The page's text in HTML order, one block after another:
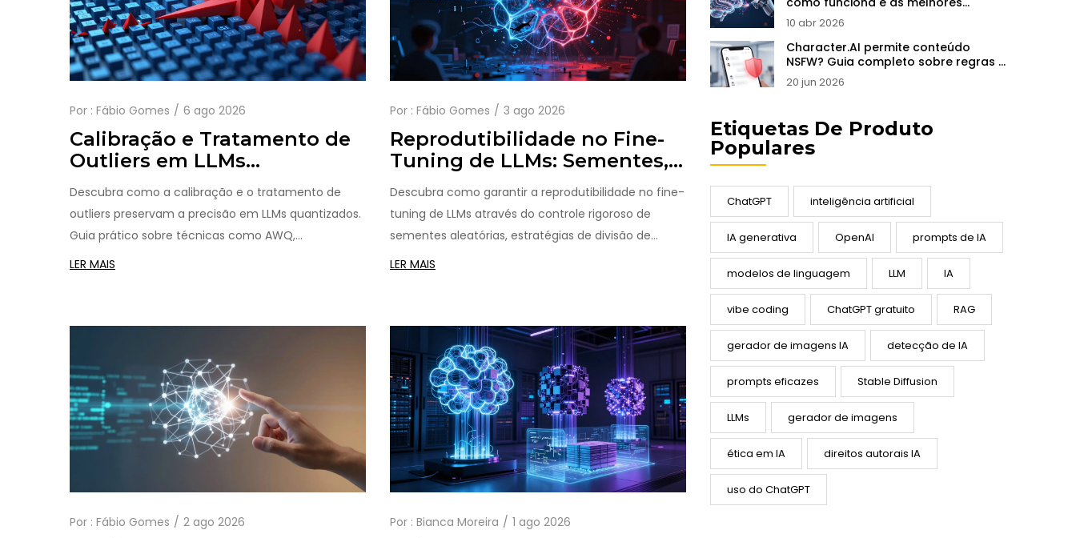
alternativas
10 abr 2026
Character.AI permite conteúdo
NSFW? Guia completo sobre regras e
alternativas
20 jun 2026
Etiquetas De Produto
Populares
ChatGPT inteligência artificial
IA generativa OpenAI prompts de IA
modelos de linguagem LLM IA
vibe coding ChatGPT gratuito RAG
gerador de imagens IA detecção de IA
prompts eficazes Stable Diffusion
LLMs gerador de imagens
ética em IA direitos autorais IA
uso do ChatGPT
Por : Fábio Gomes 6 ago 2026
Calibração e Tratamento de
Outliers em LLMs
Quantizados: Guia Completo
Descubra como a calibração e o tratamento de
outliers preservam a precisão em LLMs quantizados.
Guia prático sobre técnicas como AWQ,
SmoothQuant e GPTQ para compressão eficiente
LER MAIS
Por : Fábio Gomes 3 ago 2026
Reprodutibilidade no Fine-
Tuning de LLMs: Sementes,
Divisão de Dados e Logs
Descubra como garantir a reprodutibilidade no fine-
tuning de LLMs através do controle rigoroso de
sementes aleatórias, estratégias de divisão de
dados e práticas avançadas de logging.
LER MAIS
Por : Fábio Gomes 2 ago 2026 Por : Bianca Moreira 1 ago 2026